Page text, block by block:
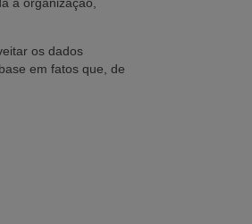
a organização,
os dados
em fatos que, de